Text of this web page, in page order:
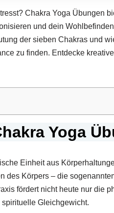
Chakra Yoga Übungen
und dein
der sieben Chakras und
zu finden. Entdecke
Yoga
Einheit aus
des Körpers – die
fördert nicht heute nur die
Gleichgewicht.